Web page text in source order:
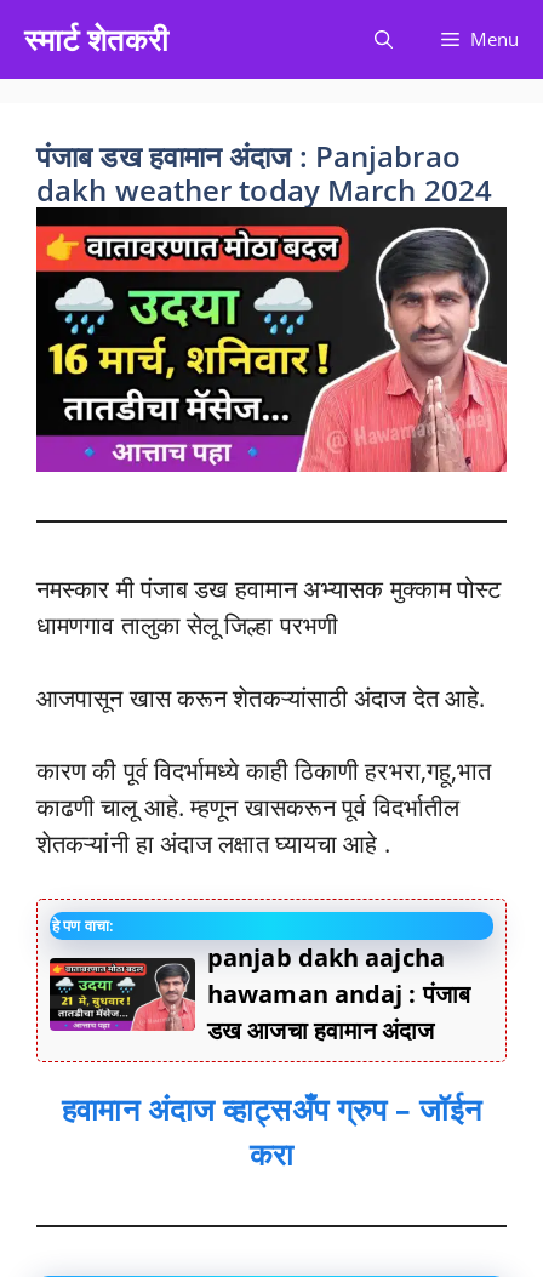
content
स्मार्ट शेतकरी Menu
पंजाब डख हवामान अंदाज : Panjabrao
dakh weather today March 2024
नमस्कार मी पंजाब डख हवामान अभ्यासक मुक्काम पोस्ट
धामणगाव तालुका सेलू जिल्हा परभणी
आजपासून खास करून शेतकऱ्यांसाठी अंदाज देत आहे.
कारण की पूर्व विदर्भामध्ये काही ठिकाणी हरभरा,गहू,भात
काढणी चालू आहे. म्हणून खासकरून पूर्व विदर्भातील
शेतकऱ्यांनी हा अंदाज लक्षात घ्यायचा आहे .
हे पण वाचा:
panjab dakh aajcha
hawaman andaj : पंजाब
डख आजचा हवामान अंदाज
हवामान अंदाज व्हाट्सअँप ग्रुप – जॉईन
करा